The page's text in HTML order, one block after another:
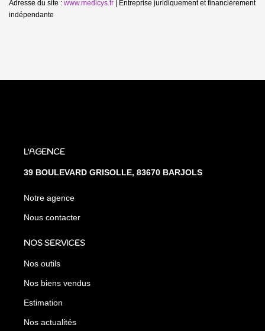
Adresse du site : www.medicys.fr | Entreprise juridiquement et financièrement
indépendante
L'AGENCE
39 BOULEVARD GRISOLLE, 83670 BARJOLS
Notre agence
Nous contacter
NOS SERVICES
Nos outils
Nos biens vendus
Estimation
Nos actualités